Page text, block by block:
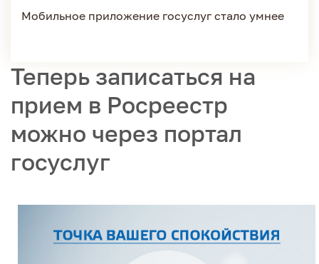
Мобильное приложение госуслуг стало умнее
Теперь записаться на
прием в Росреестр
можно через портал
госуслуг